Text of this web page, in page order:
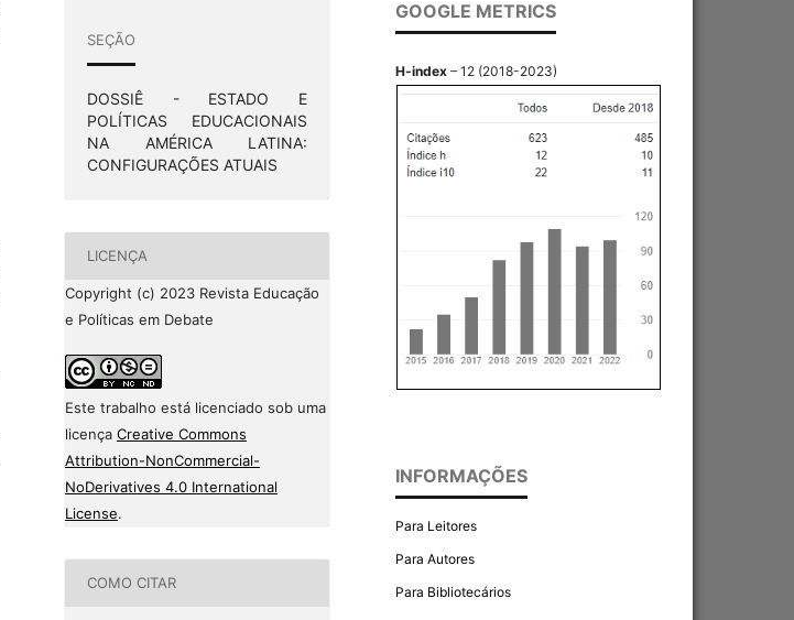
SEÇÃO
DOSSIÊ - ESTADO E
POLÍTICAS EDUCACIONAIS
NA AMÉRICA LATINA:
CONFIGURAÇÕES ATUAIS
LICENÇA
Copyright (c) 2023 Revista Educação
e Políticas em Debate
Este trabalho está licenciado sob uma
licença Creative Commons
Attribution-NonCommercial-
NoDerivatives 4.0 International
License.
COMO CITAR
GOOGLE METRICS
H-index – 12 (2018-2023)
INFORMAÇÕES
Para Leitores
Para Autores
Para Bibliotecários